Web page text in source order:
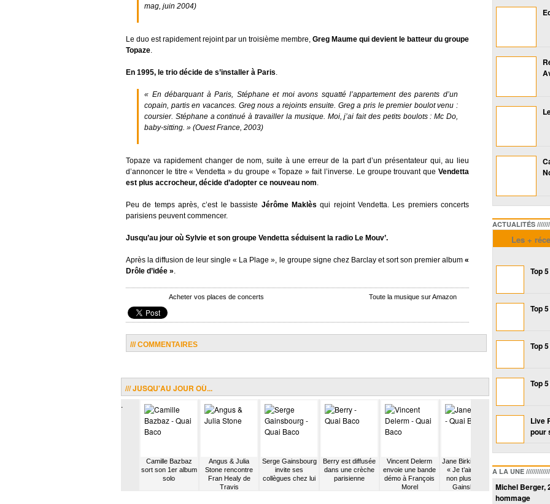
mag, juin 2004)
Le duo est rapidement rejoint par un troisième membre, Greg Maume qui devient le batteur du groupe
Topaze.
En 1995, le trio décide de s’installer à Paris.
« En débarquant à Paris, Stéphane et moi avons squatté l’appartement des parents d’un
copain, partis en vacances. Greg nous a rejoints ensuite. Greg a pris le premier boulot venu :
coursier. Stéphane a continué à travailler la musique. Moi, j’ai fait des petits boulots : Mc Do,
baby-sitting. » (Ouest France, 2003)
Topaze va rapidement changer de nom, suite à une erreur de la part d’un présentateur qui, au lieu
d’annoncer le titre « Vendetta » du groupe « Topaze » fait l’inverse. Le groupe trouvant que Vendetta
est plus accrocheur, décide d’adopter ce nouveau nom.
Peu de temps après, c’est le bassiste Jérôme Maklès qui rejoint Vendetta. Les premiers concerts
parisiens peuvent commencer.
Jusqu’au jour où Sylvie et son groupe Vendetta séduisent la radio Le Mouv’.
Après la diffusion de leur single « La Plage », le groupe signe chez Barclay et sort son premier album «
Drôle d’idée ».
Acheter vos places de concerts Toute la musique sur Amazon
/// COMMENTAIRES
/// JUSQU'AU JOUR OÙ...
.
Camille Bazbaz
sort son 1er album
solo
Angus & Julia
Stone rencontre
Fran Healy de
Travis
Serge Gainsbourg
invite ses
collègues chez lui
Berry est diffusée
dans une crèche
parisienne
Vincent Delerm
envoie une bande
démo à François
Morel
Jane Birkin chante
« Je t’aime, moi
non plus » avec
Gainsbourg
groupe
ACTUALITÉS
Les +
Top
Top
Top
Top
Live
pour
A LA UNE
Michel Berger,
hommage